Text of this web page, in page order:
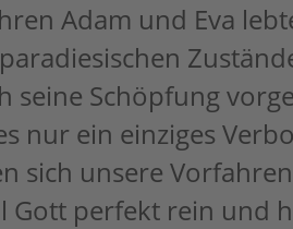
Adam und Eva
seine Schöpfung
nur ein einziges
sich unsere
Gott perfekt rein und